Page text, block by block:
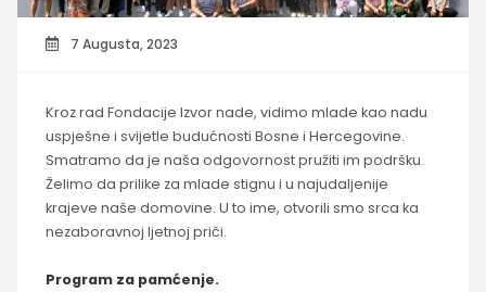
7 Augusta, 2023
Kroz rad Fondacije Izvor nade, vidimo mlade kao nadu
uspješne i svijetle budućnosti Bosne i Hercegovine.
Smatramo da je naša odgovornost pružiti im podršku.
Želimo da prilike za mlade stignu i u najudaljenije
krajeve naše domovine. U to ime, otvorili smo srca ka
nezaboravnoj ljetnoj priči.
Program za pamćenje.